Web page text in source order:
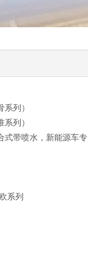
列）
列）
式带喷水，新能源车专
系列